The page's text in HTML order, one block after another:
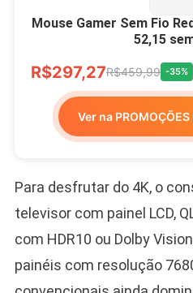
Mouse Gamer Sem Fio
52,15
R$297,27R$459,99 -35%
Ver na PROMOÇÕES
Para desfrutar do 4K, o
televisor com painel LCD,
com HDR10 ou Dolby
painéis com resolução